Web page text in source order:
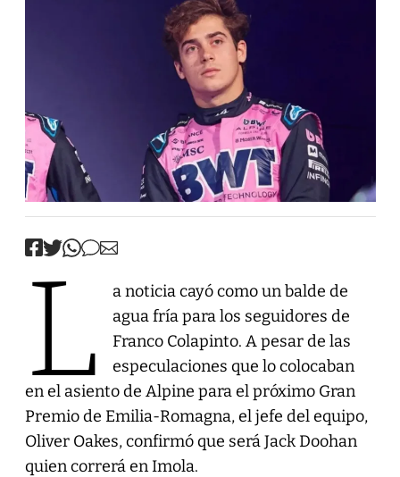
L
a noticia cayó como un balde de
agua fría para los seguidores de
Franco Colapinto. A pesar de las
especulaciones que lo colocaban
en el asiento de Alpine para el próximo Gran
Premio de Emilia-Romagna, el jefe del equipo,
Oliver Oakes, confirmó que será Jack Doohan
quien correrá en Imola.